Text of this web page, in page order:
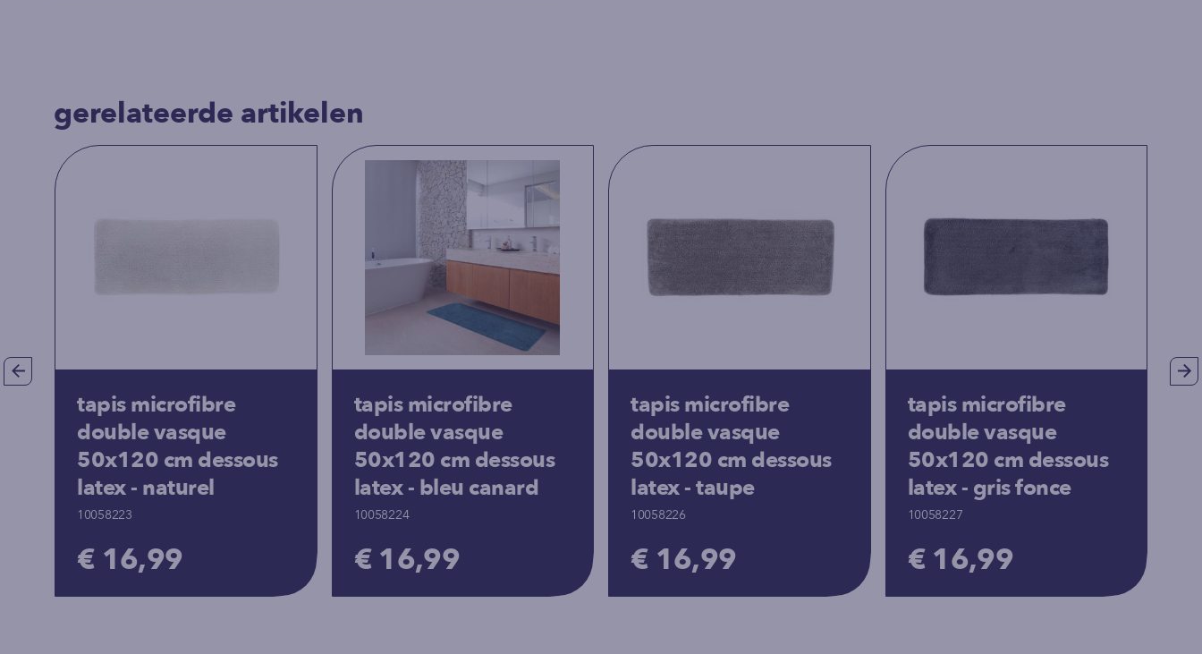
gerelateerde artikelen
tapis microfibre
double vasque
50x120 cm dessous
latex - naturel
10058223
€ 16,99
tapis microfibre
double vasque
50x120 cm dessous
latex - bleu canard
10058224
€ 16,99
tapis microfibre
double vasque
50x120 cm dessous
latex - taupe
10058226
€ 16,99
tapis microfibre
double vasque
50x120 cm dessous
latex - gris fonce
10058227
€ 16,99